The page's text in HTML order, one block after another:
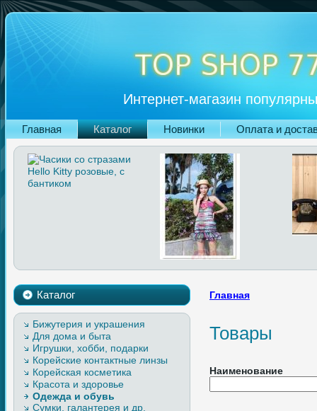
Интернет-магазин
Главная Каталог Новинки Оплата и
Каталог
Бижутерия и украшения
Для дома и быта
Игрушки, хобби, подарки
Корейские контактные линзы
Корейская косметика
Красота и здоровье
Одежда и обувь
Верхняя одежда, изделия из
Сумки, галантерея и др.
Главная
Товары
Наименование